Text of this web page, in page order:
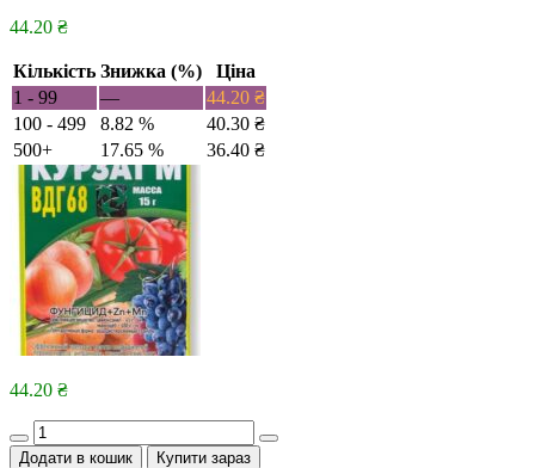
44.20 ₴
Кількість Знижка (%)
Ціна
1 - 99
— 44.20 ₴
100 - 499
8.82 % 40.30 ₴
500+
17.65 % 36.40 ₴
44.20 ₴
Quantity
Додати в кошик Купити зараз